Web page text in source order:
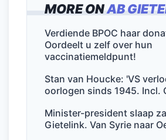
MORE ONAB
Verdiende BPOC haar
Oordeelt u zelf over hun
vaccinatiemeldpunt!
Stan van Houcke: 'VS
oorlogen sinds 1945. Incl.
Minister-president slaap
Gietelink. Van Syrie naar
e
b
o
o
k
er l
e
dI
n
s
A
p
p